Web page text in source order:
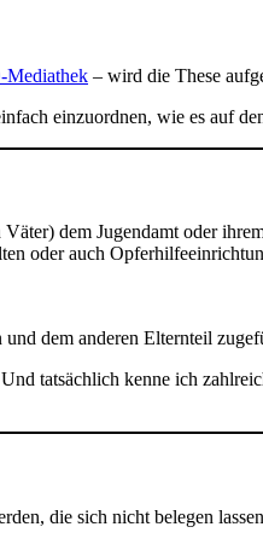
Mediathek – wird die These
einzuordnen, wie es auf
dem Jugendamt oder
oder auch
dem anderen Elternteil
tatsächlich kenne ich
die sich nicht belegen